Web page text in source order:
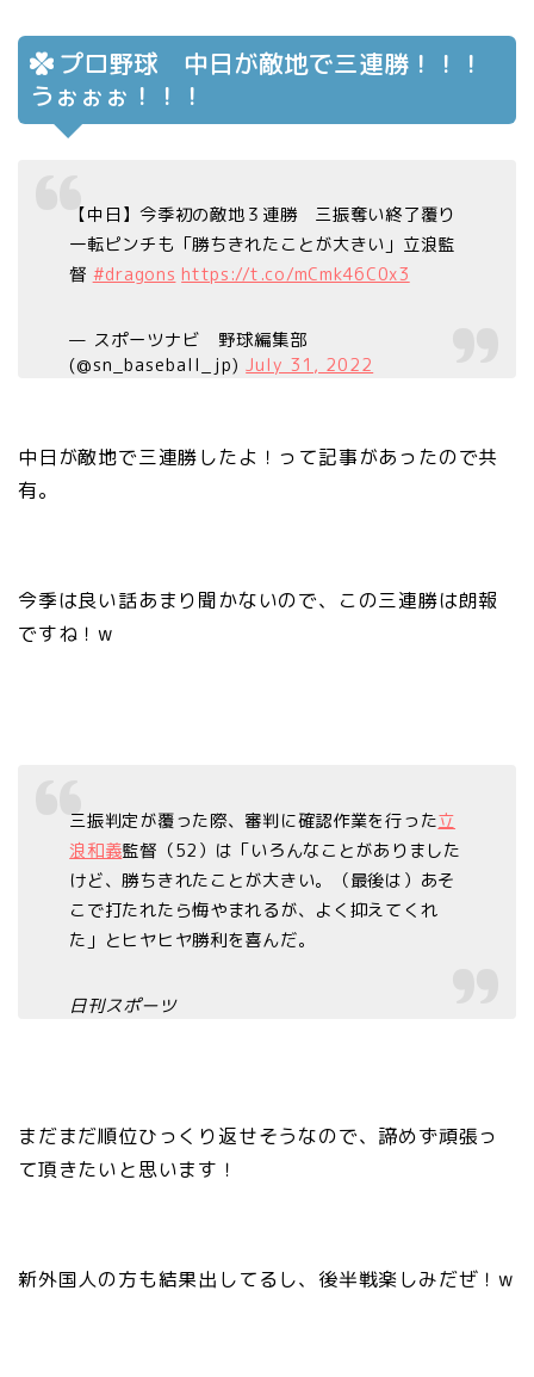
プロ野球 中日が敵地で三連勝！！！
うぉぉぉ！！！
【中日】今季初の敵地３連勝 三振奪い終了覆り
一転ピンチも「勝ちきれたことが大きい」立浪監
督 #dragons https://t.co/mCmk46C0x3
— スポーツナビ 野球編集部
(@sn_baseball_jp)July 31, 2022
中日が敵地で三連勝したよ！って記事があったので共
有。
今季は良い話あまり聞かないので、この三連勝は朗報
ですね！w
三振判定が覆った際、審判に確認作業を行った立
浪和義監督（52）は「いろんなことがありました
けど、勝ちきれたことが大きい。（最後は）あそ
こで打たれたら悔やまれるが、よく抑えてくれ
た」とヒヤヒヤ勝利を喜んだ。
日刊スポーツ
まだまだ順位ひっくり返せそうなので、諦めず頑張っ
て頂きたいと思います！
新外国人の方も結果出してるし、後半戦楽しみだぜ！w